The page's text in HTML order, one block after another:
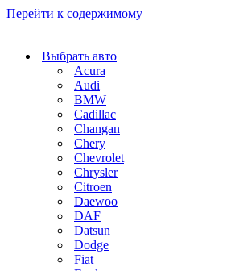
Перейти к содержимому
Выбрать авто
Acura
Audi
BMW
Cadillac
Changan
Chery
Chevrolet
Chrysler
Citroen
Daewoo
DAF
Datsun
Dodge
Fiat